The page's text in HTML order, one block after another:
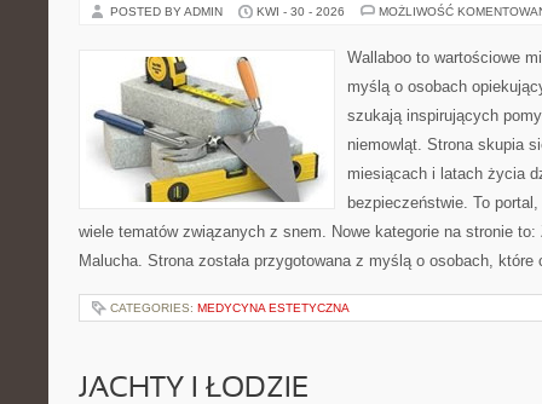
POSTED BY ADMIN KWI - 30 - 2026 MOŻLIWOŚĆ
Wallaboo to wartościowe
myślą o osobach
szukają inspirujących
niemowląt. Strona skupia
miesiącach i latach życia
bezpieczeństwie. To
wiele tematów związanych z snem. Nowe kategorie na stronie
Malucha. Strona została przygotowana z myślą o osobach,
CATEGORIES: MEDYCYNA ESTETYCZNA
JACHTY I ŁODZIE